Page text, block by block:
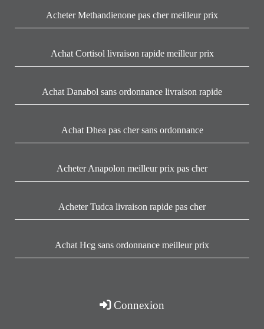
Acheter Methandienone pas cher meilleur prix
Achat Cortisol livraison rapide meilleur prix
Achat Danabol sans ordonnance livraison rapide
Achat Dhea pas cher sans ordonnance
Acheter Anapolon meilleur prix pas cher
Acheter Tudca livraison rapide pas cher
Achat Hcg sans ordonnance meilleur prix
Connexion